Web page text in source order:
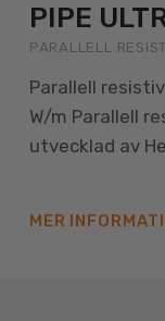
PIPE
PARALLELL
Parallell
W/m Parallell
utvecklad av
MER